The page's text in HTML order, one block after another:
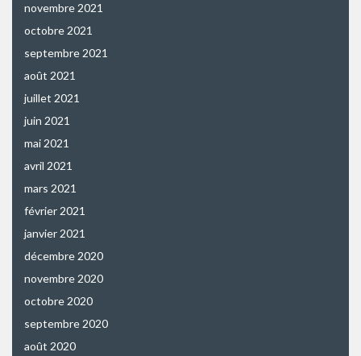
novembre 2021
octobre 2021
septembre 2021
août 2021
juillet 2021
juin 2021
mai 2021
avril 2021
mars 2021
février 2021
janvier 2021
décembre 2020
novembre 2020
octobre 2020
septembre 2020
août 2020